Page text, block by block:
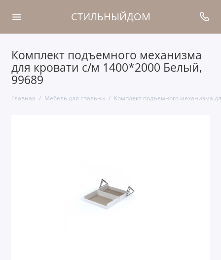
СТИЛЬНЫЙДОМ
Комплект подъемного механизма
для кровати с/м 1400*2000 Белый,
99689
Главная Мебель для спальни Комплект подъемного механизма